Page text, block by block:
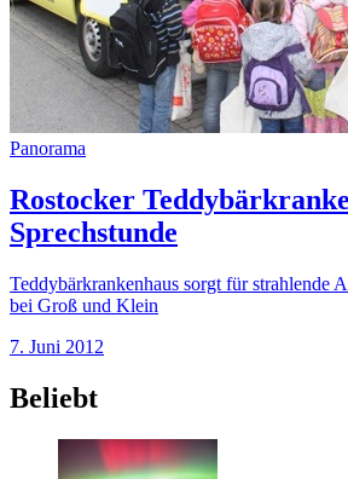
Panorama
Rostocker
Sprechstunde
Teddybärkrankenhaus sorgt für strahlende
bei Groß und Klein
7. Juni 2012
Beliebt